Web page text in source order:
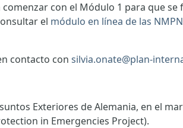
con el Módulo 1 para que
el módulo en línea de las
contacto con silvia.onate@plan-
Exteriores de Alemania, en el
in Emergencies Project).